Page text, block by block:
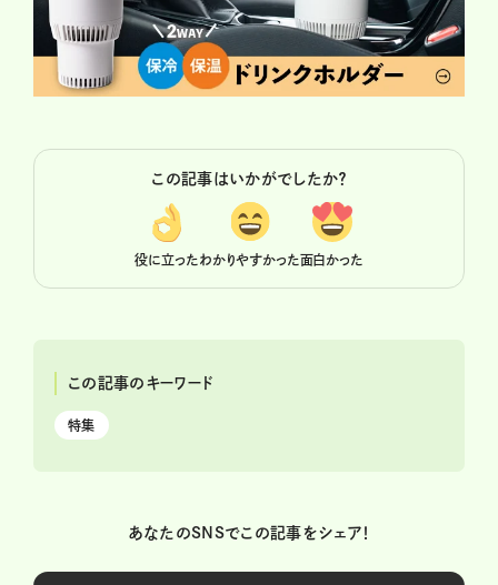
この記事はいかがでしたか？
役に立ったわかりやすかった面白かった
この記事のキーワード
特集
あなたのSNSでこの記事をシェア！